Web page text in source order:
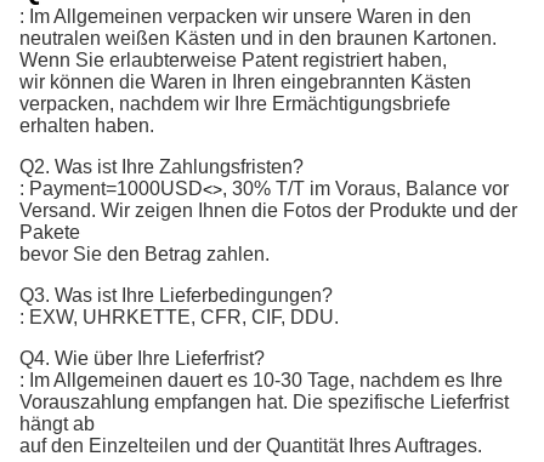
: Im Allgemeinen verpacken wir unsere Waren in den
neutralen weißen Kästen und in den braunen Kartonen.
Wenn Sie erlaubterweise Patent registriert haben,
wir können die Waren in Ihren eingebrannten Kästen
verpacken, nachdem wir Ihre Ermächtigungsbriefe
erhalten haben.
Q2. Was ist Ihre Zahlungsfristen?
: Payment=1000USD<>, 30% T/T im Voraus, Balance vor
Versand. Wir zeigen Ihnen die Fotos der Produkte und der
Pakete
bevor Sie den Betrag zahlen.
Q3. Was ist Ihre Lieferbedingungen?
: EXW, UHRKETTE, CFR, CIF, DDU.
Q4. Wie über Ihre Lieferfrist?
: Im Allgemeinen dauert es 10-30 Tage, nachdem es Ihre
Vorauszahlung empfangen hat. Die spezifische Lieferfrist
hängt ab
auf den Einzelteilen und der Quantität Ihres Auftrages.